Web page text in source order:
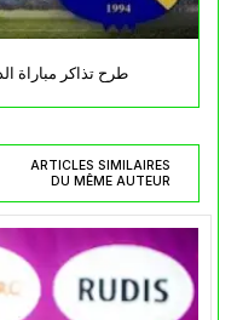
طرح تذاكر مباراة
ARTICLES SIMILAIRES
DU MÊME AUTEUR